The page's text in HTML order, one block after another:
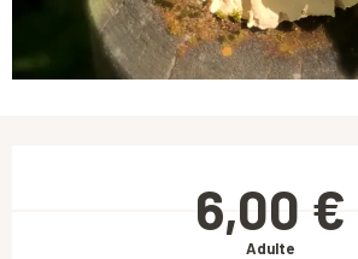
6,00 €
Adulte